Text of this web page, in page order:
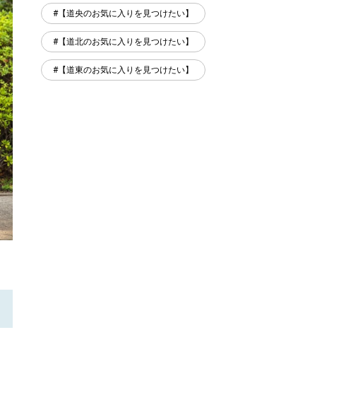
【道央のお気に入りを見つけたい】
【道北のお気に入りを見つけたい】
【道東のお気に入りを見つけたい】